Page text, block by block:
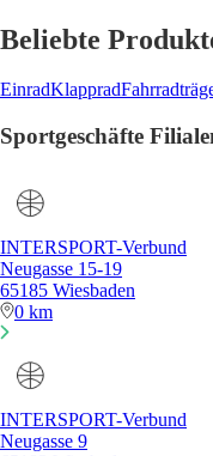
Beliebte
EinradKlapprad
Sportgeschäfte
INTERSPORT-Verbund
Neugasse 15-19
65185 Wiesbaden
0 km
INTERSPORT-Verbund
Neugasse 9